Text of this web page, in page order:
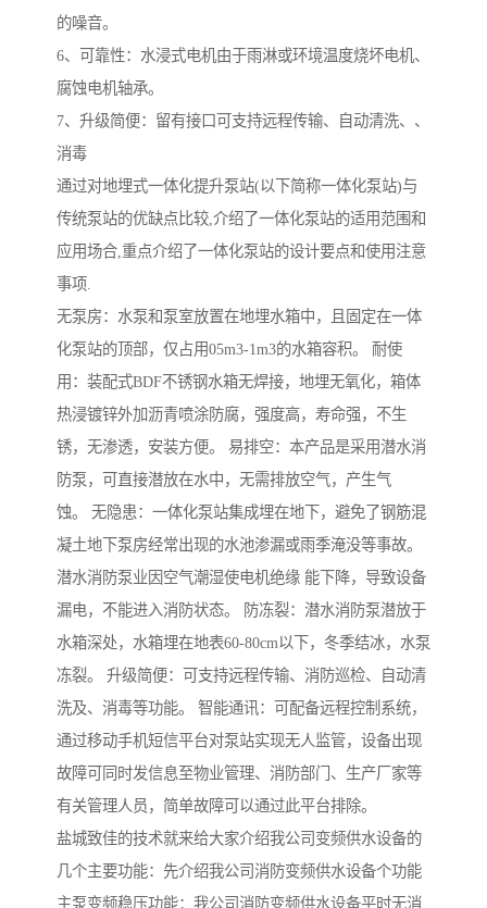
的噪音。
6、可靠性：水浸式电机由于雨淋或环境温度烧坏电机、
腐蚀电机轴承。
7、升级简便：留有接口可支持远程传输、自动清洗、、
消毒
通过对地埋式一体化提升泵站(以下简称一体化泵站)与
传统泵站的优缺点比较,介绍了一体化泵站的适用范围和
应用场合,重点介绍了一体化泵站的设计要点和使用注意
事项.
无泵房：水泵和泵室放置在地埋水箱中，且固定在一体
化泵站的顶部，仅占用05m3-1m3的水箱容积。 耐使
用：装配式BDF不锈钢水箱无焊接，地埋无氧化，箱体
热浸镀锌外加沥青喷涂防腐，强度高，寿命强，不生
锈，无渗透，安装方便。 易排空：本产品是采用潜水消
防泵，可直接潜放在水中，无需排放空气，产生气
蚀。 无隐患：一体化泵站集成埋在地下，避免了钢筋混
凝土地下泵房经常出现的水池渗漏或雨季淹没等事故。
潜水消防泵业因空气潮湿使电机绝缘 能下降，导致设备
漏电，不能进入消防状态。 防冻裂：潜水消防泵潜放于
水箱深处，水箱埋在地表60-80cm以下，冬季结冰，水泵
冻裂。 升级简便：可支持远程传输、消防巡检、自动清
洗及、消毒等功能。 智能通讯：可配备远程控制系统，
通过移动手机短信平台对泵站实现无人监管，设备出现
故障可同时发信息至物业管理、消防部门、生产厂家等
有关管理人员，简单故障可以通过此平台排除。
盐城致佳的技术就来给大家介绍我公司变频供水设备的
几个主要功能：先介绍我公司消防变频供水设备个功能
主泵变频稳压功能：我公司消防变频供水设备平时无消